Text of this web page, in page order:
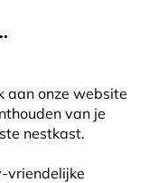
aan onze website
van je
nestkast.
vriendelijke
in 11 landen
vanaf €59